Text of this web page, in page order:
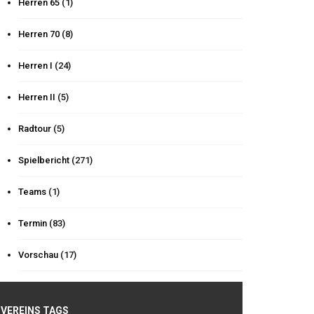
Herren 65 (1)
Herren 70 (8)
Herren I (24)
Herren II (5)
Radtour (5)
Spielbericht (271)
Teams (1)
Termin (83)
Vorschau (17)
VEREINS TAGS